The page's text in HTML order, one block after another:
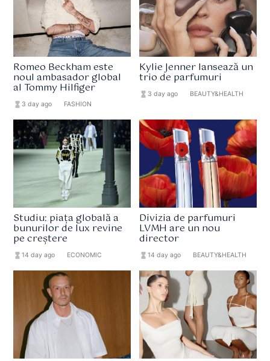
Romeo Beckham este
noul ambasador global
al Tommy Hilfiger
hourglass_full 3 day ago FASHION
Kylie Jenner lansează un
trio de parfumuri
hourglass_full 3 day ago BEAUTY&HEALTH
Studiu: piața globală a
bunurilor de lux revine
pe creștere
hourglass_full14 day ago ECONOMIC
Divizia de parfumuri
LVMH are un nou
director
hourglass_full 14 day ago BEAUTY&HEALTH